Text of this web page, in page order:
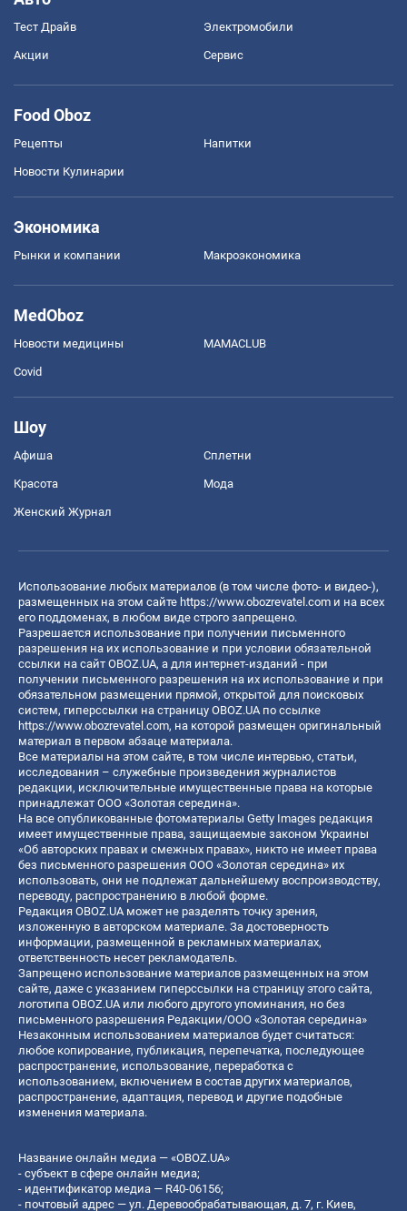
Тест Драйв Электромобили
Акции Сервис
Food Oboz
Рецепты Напитки
Новости Кулинарии
Экономика
Рынки и компании Mакроэкономика
MedOboz
Новости медицины MAMACLUB
Covid
Шоу
Афиша Сплетни
Красота Мода
Женский Журнал
Использование любых материалов (в том числе фото- и видео-),
размещенных на этом сайте https://www.obozrevatel.com и на всех
его поддоменах, в любом виде строго запрещено.
Разрешается использование при получении письменного
разрешения на их использование и при условии обязательной
ссылки на сайт OBOZ.UA, а для интернет-изданий - при
получении письменного разрешения на их использование и при
обязательном размещении прямой, открытой для поисковых
систем, гиперссылки на страницу OBOZ.UA по ссылке
https://www.obozrevatel.com, на которой размещен оригинальный
материал в первом абзаце материала.
Все материалы на этом сайте, в том числе интервью, статьи,
исследования – служебные произведения журналистов
редакции, исключительные имущественные права на которые
принадлежат ООО «Золотая середина».
На все опубликованные фотоматериалы Getty Images редакция
имеет имущественные права, защищаемые законом Украины
«Об авторских правах и смежных правах», никто не имеет права
без письменного разрешения ООО «Золотая середина» их
использовать, они не подлежат дальнейшему воспроизводству,
переводу, распространению в любой форме.
Редакция OBOZ.UA может не разделять точку зрения,
изложенную в авторском материале. За достоверность
информации, размещенной в рекламных материалах,
ответственность несет рекламодатель.
Запрещено использование материалов размещенных на этом
сайте, даже с указанием гиперссылки на страницу этого сайта,
логотипа OBOZ.UA или любого другого упоминания, но без
письменного разрешения Редакции/ООО «Золотая середина»
Незаконным использованием материалов будет считаться:
любое копирование, публикация, перепечатка, последующее
распространение, использование, переработка с
использованием, включением в состав других материалов,
распространение, адаптация, перевод и другие подобные
изменения материала.
Название онлайн медиа — «OBOZ.UA»
- субъект в сфере онлайн медиа;
- идентификатор медиа — R40-06156;
- почтовый адрес — ул. Деревообрабатывающая, д. 7, г. Киев,